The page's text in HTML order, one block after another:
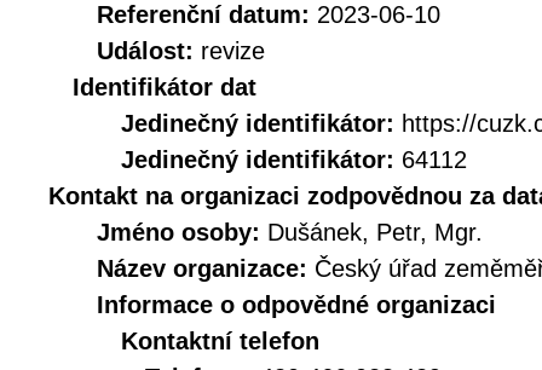
Referenční datum: 2023-06-10
Událost: revize
Identifikátor dat
Jedinečný identifikátor: https://
Jedinečný identifikátor: 64112
Kontakt na organizaci zodpovědnou za
Jméno osoby: Dušánek, Petr, Mgr.
Název organizace: Český úřad
Informace o odpovědné organizaci
Kontaktní telefon